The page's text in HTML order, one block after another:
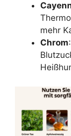
mehr
Chrom